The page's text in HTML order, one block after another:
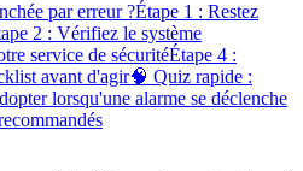
par erreur ?Étape 1 : Restez
2 : Vérifiez le système
service de sécuritéÉtape 4 :
avant d'agir🧠 Quiz rapide :
lorsqu'une alarme se déclenche